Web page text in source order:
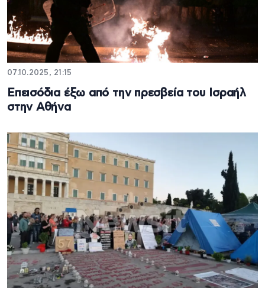
07.10.2025, 21:15
Επεισόδια έξω από την πρεσβεία του Ισραήλ
στην Αθήνα